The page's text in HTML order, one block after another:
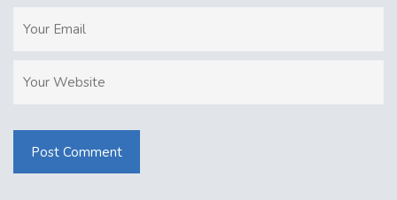
Post Comment